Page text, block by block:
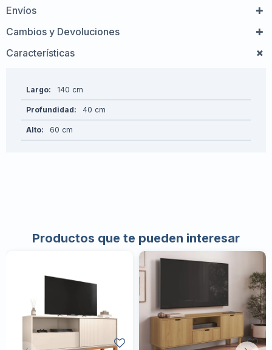
Envíos
Cambios y Devoluciones
Características
Largo 140
Profundidad 40
Alto 60
Productos que te pueden interesar